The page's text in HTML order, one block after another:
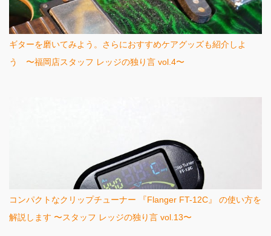
ギターを磨いてみよう。さらにおすすめケアグッズも紹介しよ
う 〜福岡店スタッフ レッジの独り言 vol.4〜
コンパクトなクリップチューナー 『Flanger FT-12C』 の使い方を
解説します 〜スタッフ レッジの独り言 vol.13〜